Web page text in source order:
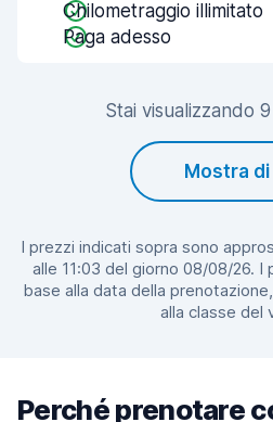
Chilometraggio illimitato
Paga adesso
Stai visualizzando
Mostra di
I prezzi indicati sopra sono
alle 11:03 del giorno 08/08/26. I
base alla data della
alla classe del
Perché prenotare